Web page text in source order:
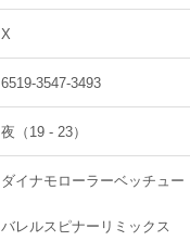
X
6519-3547-3493
夜（19 - 23）
ダイナモローラーベッチュー
バレルスピナーリミックス